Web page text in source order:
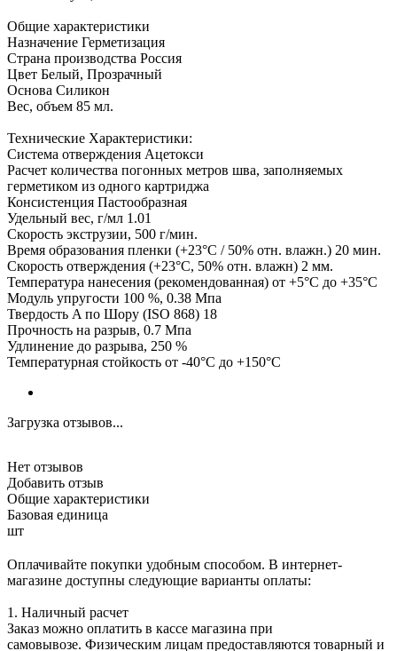
Общие характеристики
Назначение Герметизация
Страна производства Россия
Цвет Белый, Прозрачный
Основа Силикон
Вес, объем 85 мл.
Технические Характеристики:
Система отверждения Ацетокси
Расчет количества погонных метров шва, заполняемых
герметиком из одного картриджа
Консистенция Пастообразная
Удельный вес, г/мл 1.01
Скорость экструзии, 500 г/мин.
Время образования пленки (+23°C / 50% отн. влажн.) 20 мин.
Скорость отверждения (+23°C, 50% отн. влажн) 2 мм.
Температура нанесения (рекомендованная) от +5°C до +35°C
Модуль упругости 100 %, 0.38 Мпа
Твердость A по Шору (ISO 868) 18
Прочность на разрыв, 0.7 Мпа
Удлинение до разрыва, 250 %
Температурная стойкость от -40°C до +150°C
Загрузка отзывов...
Нет отзывов
Добавить отзыв
Общие характеристики
Базовая единица
шт
Оплачивайте покупки удобным способом. В интернет-
магазине доступны следующие варианты оплаты:
1. Наличный расчет
Заказ можно оплатить в кассе магазина при
самовывозе. Физическим лицам предоставляются товарный и